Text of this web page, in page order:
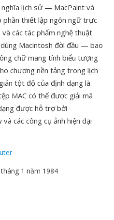
lịch sử — MacPaint và
phần thiết lập ngôn ngữ trực
các tác phẩm nghệ thuật
Macintosh đời đầu — bao
chữ mang tính biểu tượng
chương nền tảng trong lịch
tột độ của định dạng là
MAC có thể được giải mã
được hỗ trợ bởi
các công cụ ảnh hiện đại
1 năm 1984